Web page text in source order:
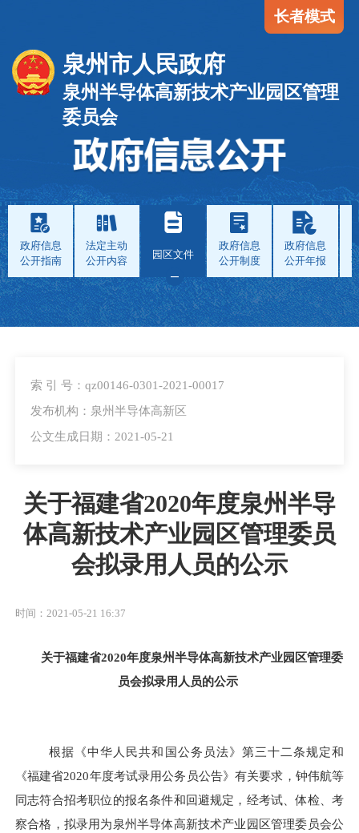
长者模式
泉州市人民政府
泉州半导体高新技术产业园区管理
委员会
政府信息
公开指南
法定主动
公开内容
园区文件
政府信息
公开制度
政府信息
公开年报
索 引 号：qz00146-0301-2021-00017
发布机构：泉州半导体高新区
公文生成日期：2021-05-21
关于福建省2020年度泉州半导
体高新技术产业园区管理委员
会拟录用人员的公示
时间：2021-05-21 16:37
关于福建省2020年度泉州半导体高新技术产业园区管理委
员会拟录用人员的公示
根据 《中华人民共和国公务员法》 第三十二条规定和
《福建省2020年度考试录用公务员公告》有关要求 ， 钟伟航等
同志符合招考职位的报名条件和回避规定 ， 经考试、体检、考
察合格，拟录用为泉州半导体高新技术产业园区管理委员会公